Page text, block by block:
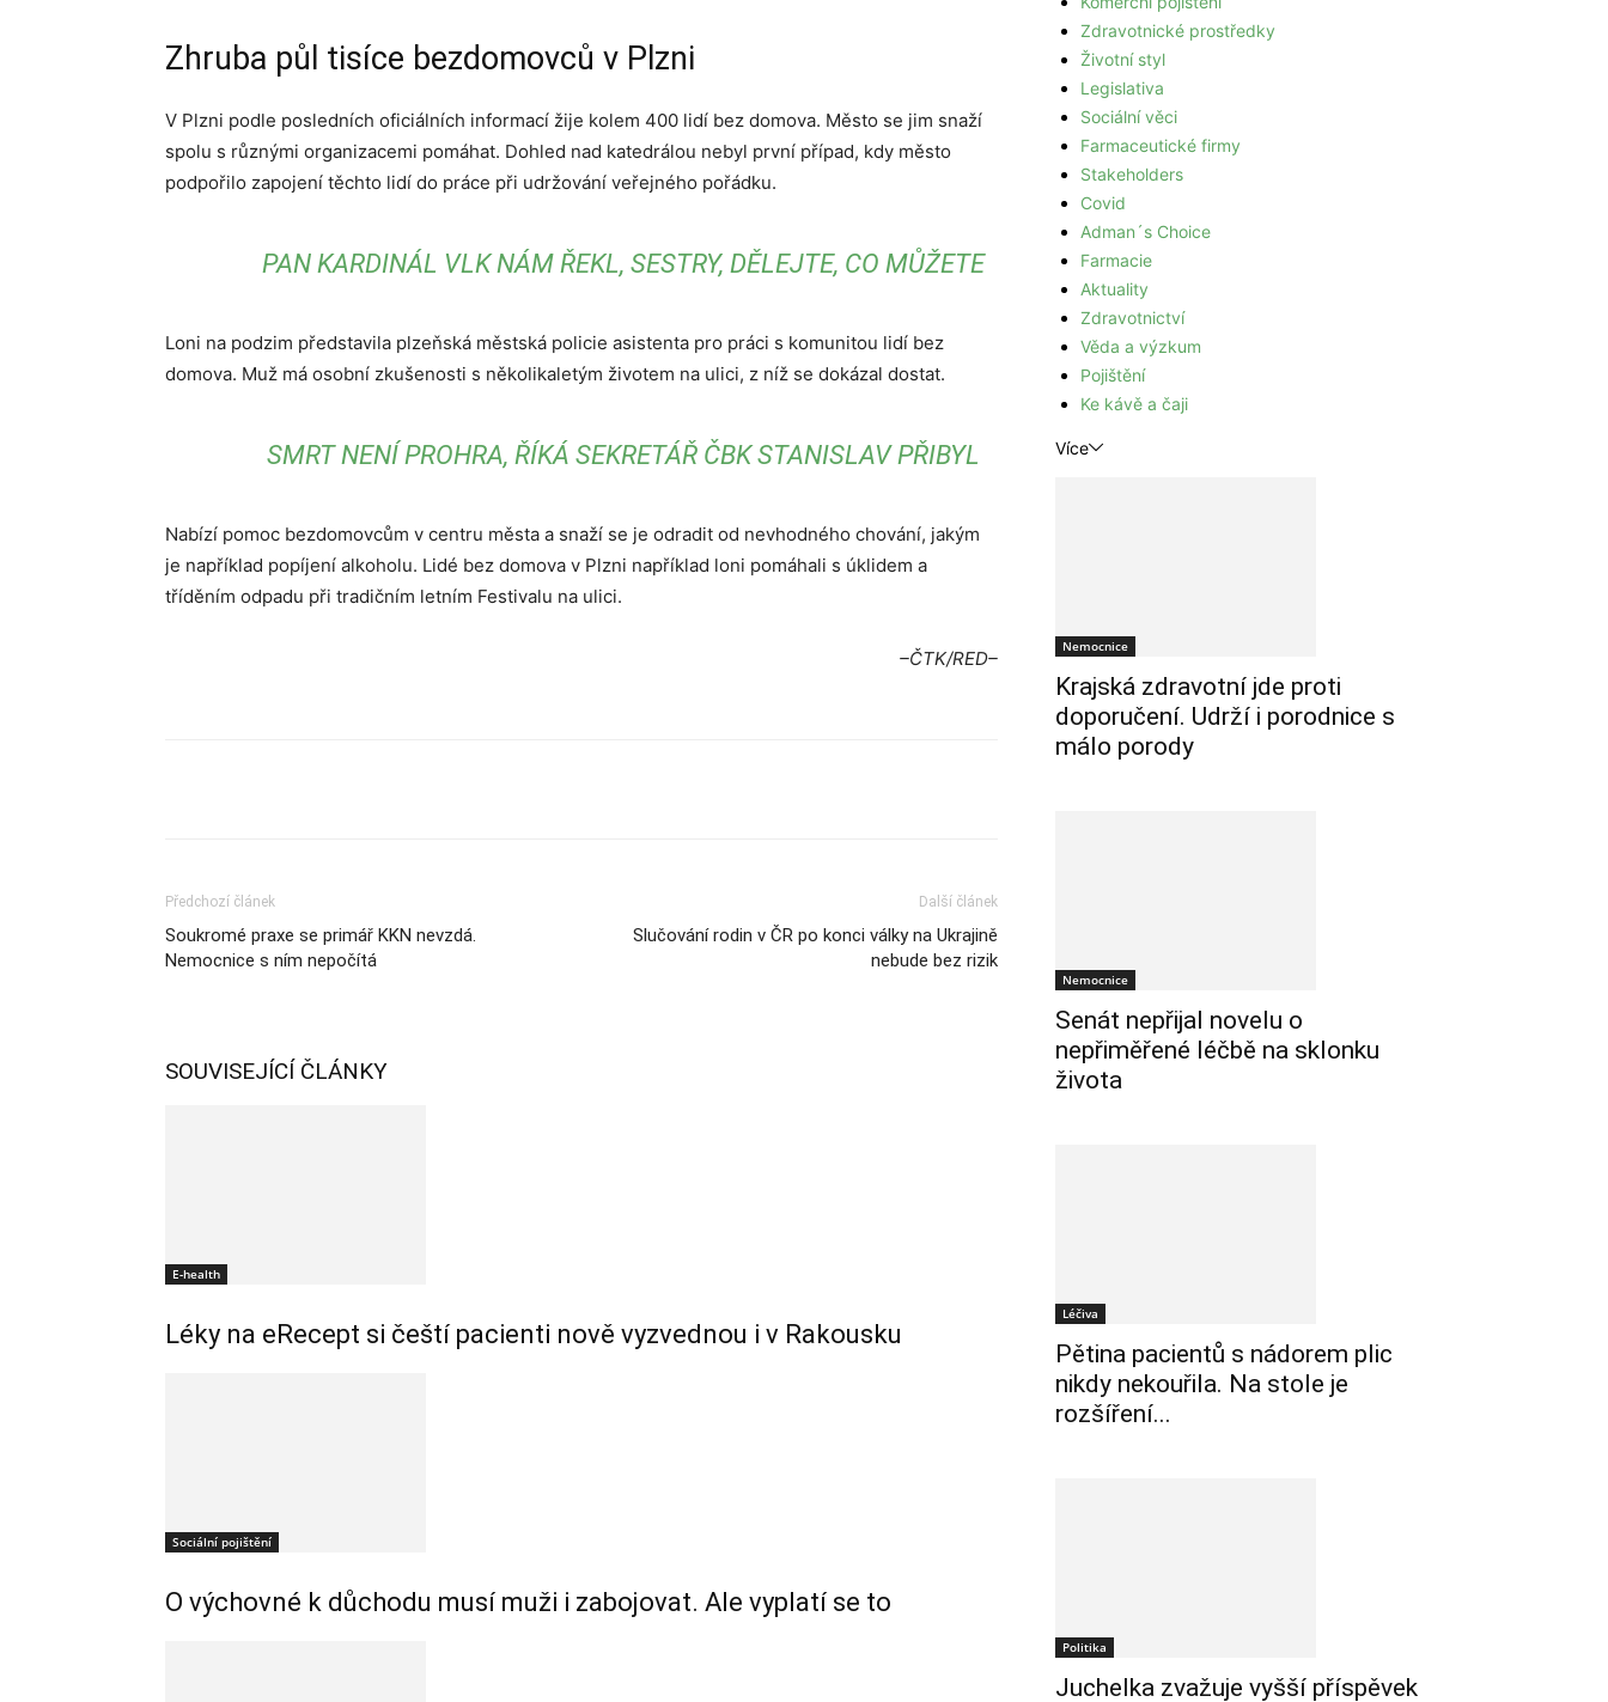
Zhruba půl tisíce bezdomovců v Plzni
V Plzni podle posledních oficiálních informací žije kolem 400 lidí bez domova. Město se jim snaží
spolu s různými organizacemi pomáhat. Dohled nad katedrálou nebyl první případ, kdy město
podpořilo zapojení těchto lidí do práce při udržování veřejného pořádku.
PAN KARDINÁL VLK NÁM ŘEKL, SESTRY, DĚLEJTE, CO MŮŽETE
Loni na podzim představila plzeňská městská policie asistenta pro práci s komunitou lidí bez
domova. Muž má osobní zkušenosti s několikaletým životem na ulici, z níž se dokázal dostat.
SMRT NENÍ PROHRA, ŘÍKÁ SEKRETÁŘ ČBK STANISLAV PŘIBYL
Nabízí pomoc bezdomovcům v centru města a snaží se je odradit od nevhodného chování, jakým
je například popíjení alkoholu. Lidé bez domova v Plzni například loni pomáhali s úklidem a
tříděním odpadu při tradičním letním Festivalu na ulici.
–ČTK/RED–
Předchozí článek
Soukromé praxe se primář KKN nevzdá.
Nemocnice s ním nepočítá
Další článek
Slučování rodin v ČR po konci války na Ukrajině
nebude bez rizik
SOUVISEJÍCÍ ČLÁNKY
E-health
Léky na eRecept si čeští pacienti nově vyzvednou i v Rakousku
Sociální pojištění
O výchovné k důchodu musí muži i zabojovat. Ale vyplatí se to
Zdravotnické prostředky
Životní styl
Legislativa
Sociální věci
Farmaceutické firmy
Stakeholders
Covid
Adman´s Choice
Farmacie
Aktuality
Zdravotnictví
Věda a výzkum
Pojištění
Ke kávě a čaji
Více
Nemocnice
Krajská zdravotní jde proti
doporučení. Udrží i porodnice s
málo porody
Nemocnice
Senát nepřijal novelu o
nepřiměřené léčbě na sklonku
života
Léčiva
Pětina pacientů s nádorem plic
nikdy nekouřila. Na stole je
rozšíření...
Politika
Juchelka zvažuje vyšší příspěvek